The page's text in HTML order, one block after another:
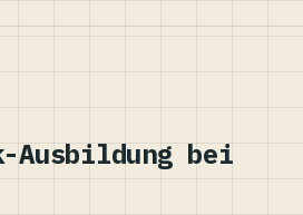
Ausbildung bei